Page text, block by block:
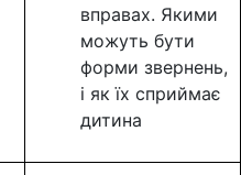
вправах. Якими
можуть бути
форми звернень,
і як їх сприймає
дитина